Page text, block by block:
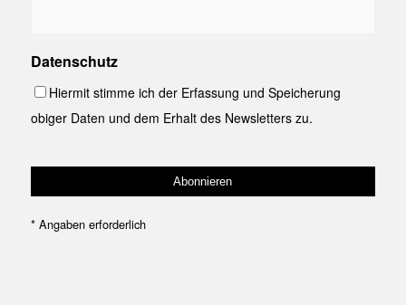
Datenschutz
Hiermit stimme ich der Erfassung und Speicherung
obiger Daten und dem Erhalt des Newsletters zu.
*Angaben erforderlich